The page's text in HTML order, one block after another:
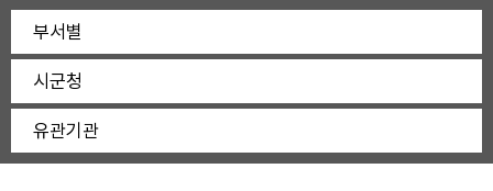
부서별
시군청
유관기관